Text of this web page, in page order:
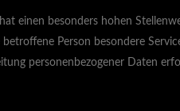
einen besonders hohen
Person besondere
personenbezogener Daten